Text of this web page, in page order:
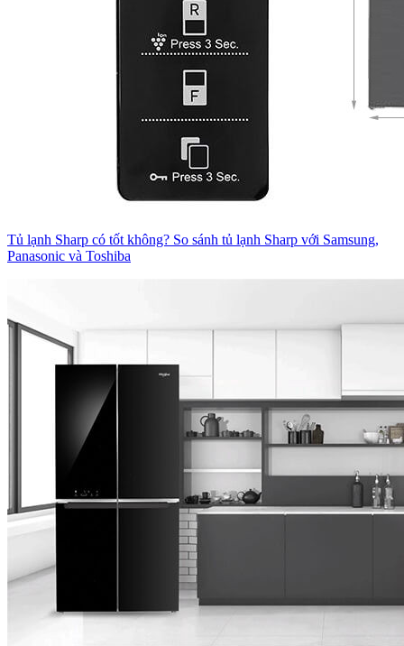
Tủ lạnh Sharp có tốt không? So sánh tủ lạnh Sharp với Samsung,
Panasonic và Toshiba